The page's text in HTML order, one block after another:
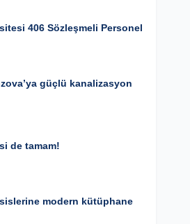
406 Sözleşmeli Personel
güçlü kanalizasyon
de tamam!
modern kütüphane